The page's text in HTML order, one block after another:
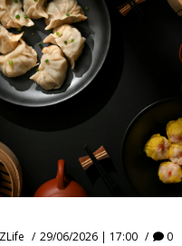
29/06/2026 | 17:00 0